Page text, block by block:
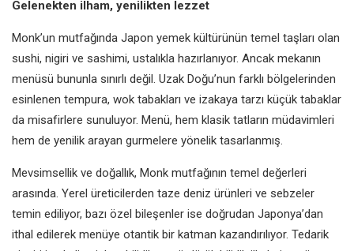
Gelenekten ilham, yenilikten lezzet
Monk’un mutfağında Japon yemek kültürünün temel taşları olan
sushi, nigiri ve sashimi, ustalıkla hazırlanıyor. Ancak mekanın
menüsü bununla sınırlı değil. Uzak Doğu’nun farklı bölgelerinden
esinlenen tempura, wok tabakları ve izakaya tarzı küçük tabaklar
da misafirlere sunuluyor. Menü, hem klasik tatların müdavimleri
hem de yenilik arayan gurmelere yönelik tasarlanmış.
Mevsimsellik ve doğallık, Monk mutfağının temel değerleri
arasında. Yerel üreticilerden taze deniz ürünleri ve sebzeler
temin ediliyor, bazı özel bileşenler ise doğrudan Japonya’dan
ithal edilerek menüye otantik bir katman kazandırılıyor. Tedarik